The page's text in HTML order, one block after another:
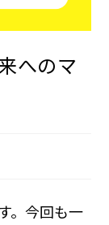
へのマ
。今回も一